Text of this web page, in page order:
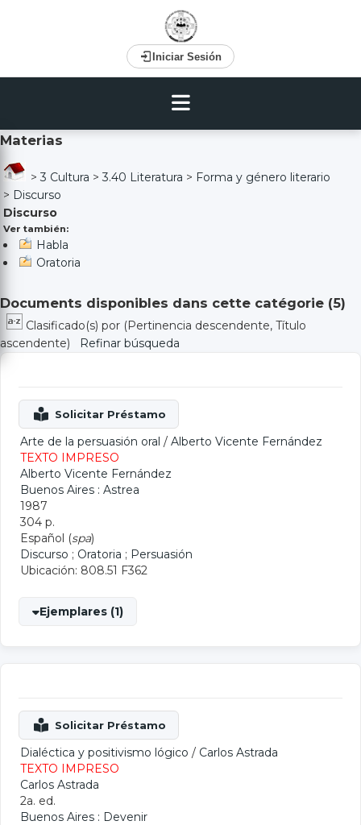
Iniciar Sesión
Materias
>3 Cultura >3.40 Literatura > Forma y género literario
> Discurso
Discurso
Ver también:
Habla
Oratoria
Documents disponibles dans cette catégorie (5)
Clasificado(s) por (Pertinencia descendente, Título
ascendente)
Refinar búsqueda
Arte de la persuasión oral / Alberto Vicente Fernández
TEXTO IMPRESO
Alberto Vicente Fernández
Buenos Aires : Astrea
1987
304 p.
Español (spa)
Discurso ; Oratoria ; Persuasión
Ubicación: 808.51 F362
Ejemplares (1)
Dialéctica y positivismo lógico / Carlos Astrada
TEXTO IMPRESO
Carlos Astrada
2a. ed.
Buenos Aires : Devenir